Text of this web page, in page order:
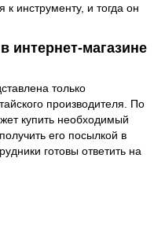
инструменту, и тогда он
интернет-магазине
только
производителя. По
купить необходимый
его посылкой в
готовы ответить на